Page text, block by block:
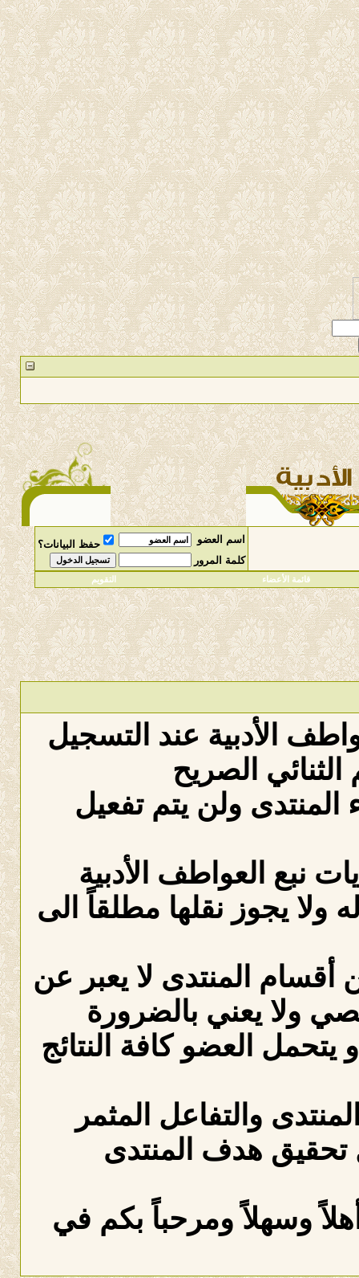
اسم العضو
حفظ البيانات؟
كلمة المرور
قائمة الأعضاء التقويم
الأدبية عند التسجيل
الصريح
ولن يتم تفعيل
نبع العواطف الأدبية
ولا يجوز نقلها مطلقاً الى
المنتدى لا يعبر عن
ولا يعني بالضرورة
العضو كافة النتائج
والتفاعل المثمر
هدف المنتدى
وسهلاً ومرحباً بكم في